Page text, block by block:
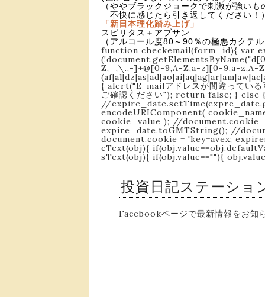
（ややブラックジョークで刺激が強いも
不快に感じたら引き返してください！）
「新日本理化踏み上げ」
スピリタス＋アブサン
（アルコール度80～90％の極悪カクテ
function checkemail(form_id){ var
Z,_,\.,-]+@[0-9,A-Z,a-z][0-9,a-
{ alert("E-mailアドレスが間違っている
ご確認ください"); return false; } else
//
encodeURIComponent(
cookie_value ); //document.cookie
expire_date.toGMTString(); //
document.cookie = 'key=avex;
cText(obj){
sText(obj){ if(obj.value==""){
投資日記ステーショ
Facebookページで最新情報をお知